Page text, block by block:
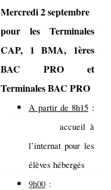
Mercredi 2 septembre
pour les Terminales
CAP, 1 BMA, 1ères
BAC PRO et
Terminales BAC PRO
A partir de 8h15:
accueil à
l’internat pour les
élèves hébergés
9h00 :
02.96.74.86.26
ce.0220075M@ac-rennes.fr